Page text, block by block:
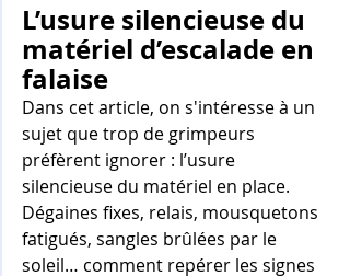
L’usure silencieuse du
matériel d’escalade en
falaise
Dans cet article, on s'intéresse à un
sujet que trop de grimpeurs
préfèrent ignorer : l’usure
silencieuse du matériel en place.
Dégaines fixes, relais, mousquetons
fatigués, sangles brûlées par le
soleil… comment repérer les signes